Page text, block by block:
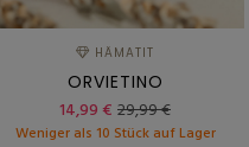
HÄMATIT
ORVIETINO
14,99 € 29,99 €
Weniger als 10 Stück auf Lager